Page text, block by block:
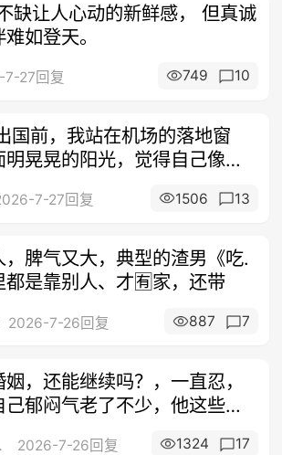
缺让人心动的新鲜感， 但真诚
如登天。
27回复 749 10
国前，我站在机场的落地窗
晃晃的阳光，觉得自己像是
7-27回复 1506 13
脾气又大，典型的渣男《吃.
都是靠别人、才🈶家，还带
2026-7-26回复 887 7
，还能继续吗？，一直忍，
郁闷气老了不少，他这些年
2026-7-26回复 1324 17